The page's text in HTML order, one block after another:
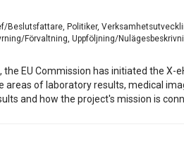
Beslutsfattare, Politiker,
Förvaltning, Uppföljning/
EU Commission has initiated the
of laboratory results, medical
and how the project's mission is